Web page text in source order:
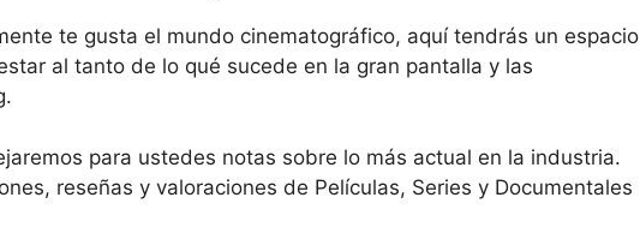
te gusta el mundo cinematográfico, aquí tendrás un espacio
al tanto de lo qué sucede en la gran pantalla y las
para ustedes notas sobre lo más actual en la industria.
reseñas y valoraciones de Películas, Series y Documentales